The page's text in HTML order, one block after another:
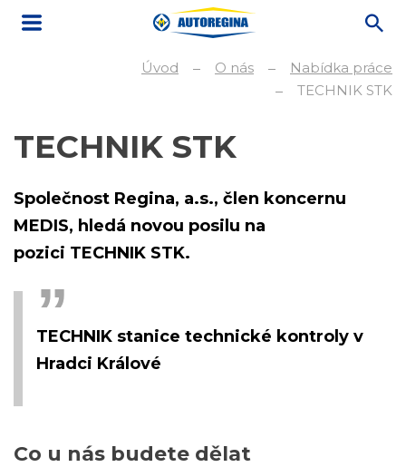
Úvod O nás
Nabídka práce
TECHNIK STK
TECHNIK STK
Společnost Regina, a.s., člen koncernu
MEDIS, hledá novou posilu na
pozici TECHNIK STK.
TECHNIK stanice technické kontroly v
Hradci Králové
Co u nás budete dělat